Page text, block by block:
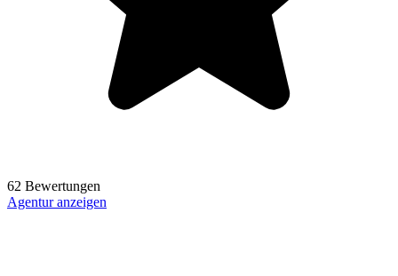
62 Bewertungen
Agentur anzeigen